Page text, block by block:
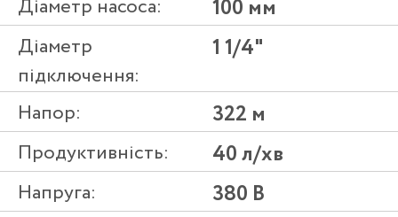
Діаметр насоса: 100 мм
Діаметр
підключення:
1 1/4"
Напор: 322 м
Продуктивність: 40 л/хв
Напруга: 380 В